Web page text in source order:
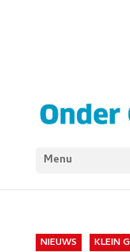
Menu
NIEUWS KLEIN